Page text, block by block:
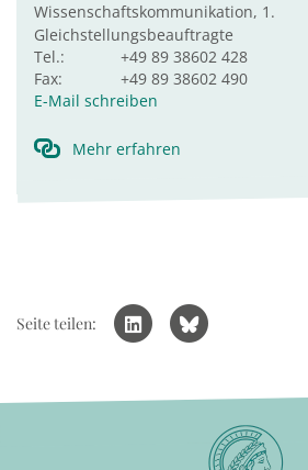
Wissenschaftskommunikation, 1.
Gleichstellungsbeauftragte
Tel.:
+49 89 38602 428
Fax:
+49 89 38602 490
E-Mail schreiben
Mehr erfahren
Seite teilen: